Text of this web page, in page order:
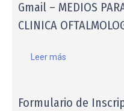
Gmail – MEDIOS
CLINICA
Leer más
Formulario de